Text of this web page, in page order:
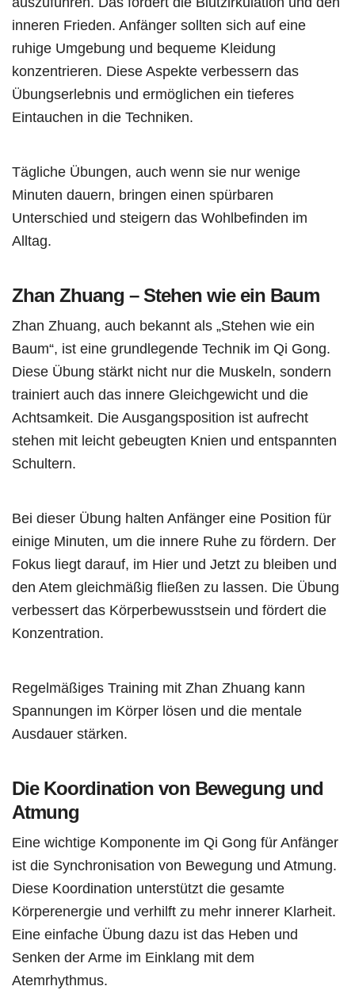
inneren Frieden. Anfänger sollten sich auf eine
ruhige Umgebung und bequeme Kleidung
konzentrieren. Diese Aspekte verbessern das
Übungserlebnis und ermöglichen ein tieferes
Eintauchen in die Techniken.
Tägliche Übungen, auch wenn sie nur wenige
Minuten dauern, bringen einen spürbaren
Unterschied und steigern das Wohlbefinden im
Alltag.
Zhan Zhuang – Stehen wie ein Baum
Zhan Zhuang, auch bekannt als „Stehen wie ein
Baum“, ist eine grundlegende Technik im Qi Gong.
Diese Übung stärkt nicht nur die Muskeln, sondern
trainiert auch das innere Gleichgewicht und die
Achtsamkeit. Die Ausgangsposition ist aufrecht
stehen mit leicht gebeugten Knien und entspannten
Schultern.
Bei dieser Übung halten Anfänger eine Position für
einige Minuten, um die innere Ruhe zu fördern. Der
Fokus liegt darauf, im Hier und Jetzt zu bleiben und
den Atem gleichmäßig fließen zu lassen. Die Übung
verbessert das Körperbewusstsein und fördert die
Konzentration.
Regelmäßiges Training mit Zhan Zhuang kann
Spannungen im Körper lösen und die mentale
Ausdauer stärken.
Die Koordination von Bewegung und
Atmung
Eine wichtige Komponente im Qi Gong für Anfänger
ist die Synchronisation von Bewegung und Atmung.
Diese Koordination unterstützt die gesamte
Körperenergie und verhilft zu mehr innerer Klarheit.
Eine einfache Übung dazu ist das Heben und
Senken der Arme im Einklang mit dem
Atemrhythmus.